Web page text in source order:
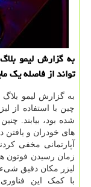
به گزارش لیمو
تواند از فاصله یک
به گزارش لیمو
چین با استفاده از
شده بود، بیابند.
های خودران و
آپارتمانی مخفی
زمان رسیدن فوتون
لیزر مکان دقیق شیء